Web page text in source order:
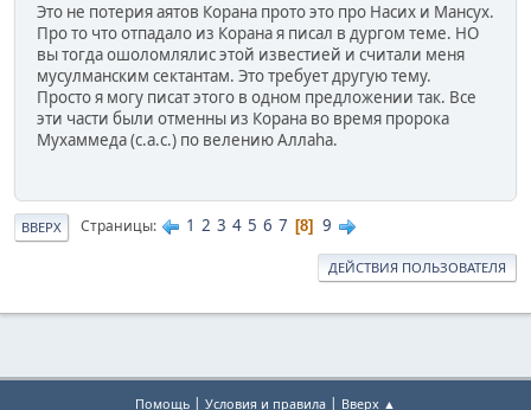
Это не потерия аятов Корана прото это про Насих и Мансух.
Про то что отпадало из Корана я писал в дургом теме. НО
вы тогда ошоломлялис этой известией и считали меня
мусулманским сектантам. Это требует другую тему.
Просто я могу писат этого в одном предложении так. Все
эти части были отменны из Корана во время пророка
Мухаммеда (с.а.с.) по велению Аллаhа.
ВВЕРХ Страницы 1 2 3 4 5 6 7 8 9
ДЕЙСТВИЯ ПОЛЬЗОВАТЕЛЯ
Помощь | Условия и правила | Вверх ▲